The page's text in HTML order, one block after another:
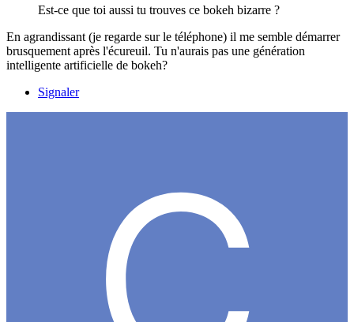
Est-ce que toi aussi tu trouves ce bokeh bizarre ?
En agrandissant (je regarde sur le téléphone) il me semble démarrer
brusquement après l'écureuil. Tu n'aurais pas une génération
intelligente artificielle de bokeh?
Signaler